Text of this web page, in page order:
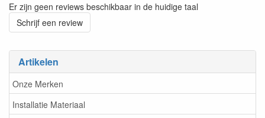
Artikelen
Onze Merken
Installatie Materiaal
Er zijn geen reviews beschikbaar in de huidige taal
Schrijf een review